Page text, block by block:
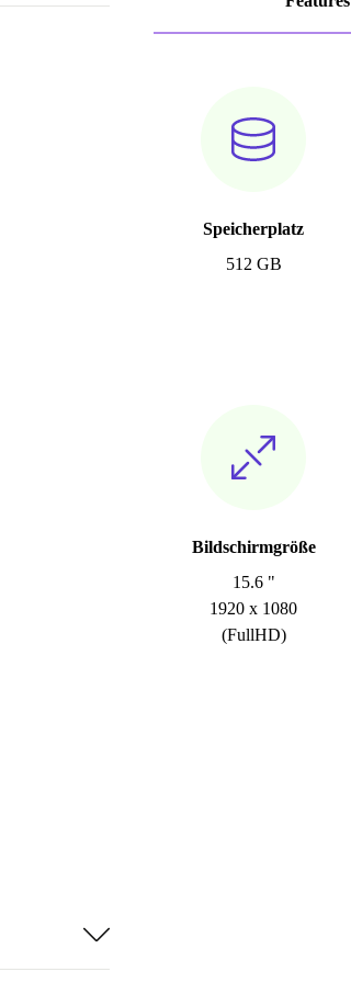
Speicherplatz
512 GB
Bildschirmgröße
15.6 "
1920 x 1080
(FullHD)